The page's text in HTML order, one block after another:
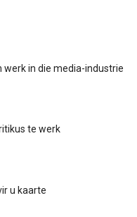
werk in die media-industrie
te werk
u kaarte